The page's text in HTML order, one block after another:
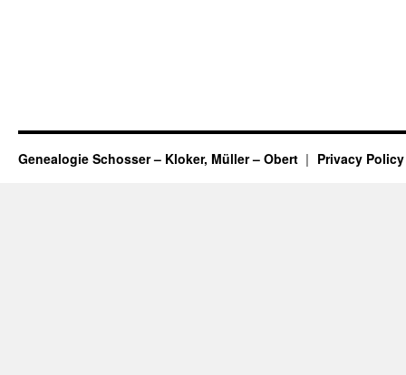
Genealogie Schosser – Kloker, Müller – Obert Privacy Policy